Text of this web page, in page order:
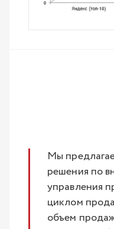
Мы
решения по
управления
циклом
объем